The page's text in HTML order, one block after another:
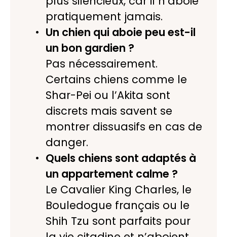
pratiquement jamais.
Un chien qui aboie peu est-il
un bon gardien ?
Pas nécessairement.
Certains chiens comme le
Shar-Pei ou l’Akita sont
discrets mais savent se
montrer dissuasifs en cas de
danger.
Quels chiens sont adaptés à
un appartement calme ?
Le Cavalier King Charles, le
Bouledogue français ou le
Shih Tzu sont parfaits pour